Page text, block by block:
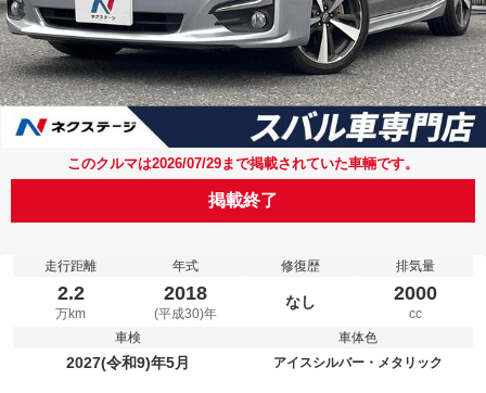
このクルマは2026/07/29まで掲載されていた車輛です。
掲載終了
走行距離
2.2
万km
年式
2018
(平成30)年
修復歴
なし
排気量
2000
cc
車検
2027(令和9)年5月
車体色
アイスシルバー・メタリック